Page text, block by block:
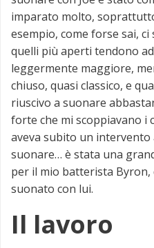
imparato molto,
esempio, come forse sai,
quelli più aperti tendono
leggermente maggiore,
chiuso, quasi classico, e
riuscivo a suonare
forte che mi scoppiavano i
aveva subito un
suonare… è stata una
per il mio batterista Byron,
suonato con lui.
Il lavoro